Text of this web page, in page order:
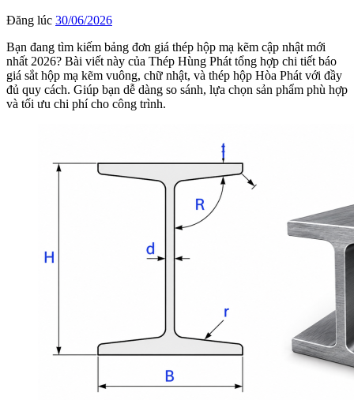
Đăng lúc 30/06/2026
Bạn đang tìm kiếm bảng đơn giá thép hộp mạ kẽm cập nhật mới
nhất 2026? Bài viết này của Thép Hùng Phát tổng hợp chi tiết báo
giá sắt hộp mạ kẽm vuông, chữ nhật, và thép hộp Hòa Phát với đầy
đủ quy cách. Giúp bạn dễ dàng so sánh, lựa chọn sản phẩm phù hợp
và tối ưu chi phí cho công trình.